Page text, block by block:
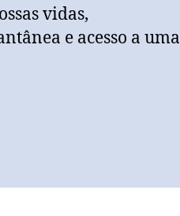
vidas,
e acesso a uma